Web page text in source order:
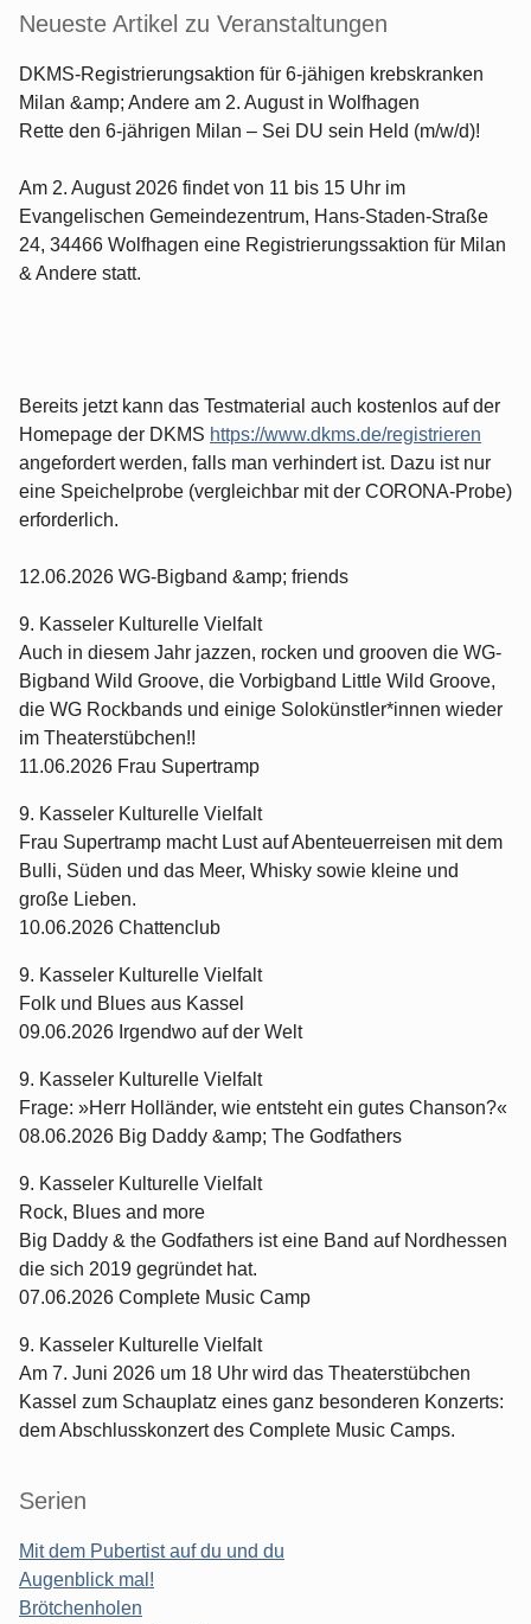
Neueste Artikel zu Veranstaltungen
DKMS-Registrierungsaktion für 6-jähigen krebskranken
Milan &amp; Andere am 2. August in Wolfhagen
Rette den 6-jährigen Milan – Sei DU sein Held (m/w/d)!
Am 2. August 2026 findet von 11 bis 15 Uhr im
Evangelischen Gemeindezentrum, Hans-Staden-Straße
24, 34466 Wolfhagen eine Registrierungssaktion für Milan
& Andere statt.
Bereits jetzt kann das Testmaterial auch kostenlos auf der
Homepage der DKMS https://www.dkms.de/registrieren
angefordert werden, falls man verhindert ist. Dazu ist nur
eine Speichelprobe (vergleichbar mit der CORONA-Probe)
erforderlich.
12.06.2026 WG-Bigband &amp; friends
9. Kasseler Kulturelle Vielfalt
Auch in diesem Jahr jazzen, rocken und grooven die WG-
Bigband Wild Groove, die Vorbigband Little Wild Groove,
die WG Rockbands und einige Solokünstler*innen wieder
im Theaterstübchen!!
11.06.2026 Frau Supertramp
9. Kasseler Kulturelle Vielfalt
Frau Supertramp macht Lust auf Abenteuerreisen mit dem
Bulli, Süden und das Meer, Whisky sowie kleine und
große Lieben.
10.06.2026 Chattenclub
9. Kasseler Kulturelle Vielfalt
Folk und Blues aus Kassel
09.06.2026 Irgendwo auf der Welt
9. Kasseler Kulturelle Vielfalt
Frage: »Herr Holländer, wie entsteht ein gutes Chanson?«
08.06.2026 Big Daddy &amp; The Godfathers
9. Kasseler Kulturelle Vielfalt
Rock, Blues and more
Big Daddy & the Godfathers ist eine Band auf Nordhessen
die sich 2019 gegründet hat.
07.06.2026 Complete Music Camp
9. Kasseler Kulturelle Vielfalt
Am 7. Juni 2026 um 18 Uhr wird das Theaterstübchen
Kassel zum Schauplatz eines ganz besonderen Konzerts:
dem Abschlusskonzert des Complete Music Camps.
Serien
Mit dem Pubertist auf du und du
Augenblick mal!
Brötchenholen